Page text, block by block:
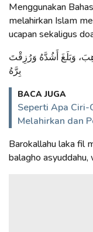
Menggunakan
melahirkan Islam
ucapan sekaligus
وَبَلَغَ أَشُدَّهُ وَرُزِقْتَ
بِرَّهُ
BACA JUGA
Seperti Apa Ciri-
Melahirkan dan
Barokallahu laka fil
balagho asyuddahu,